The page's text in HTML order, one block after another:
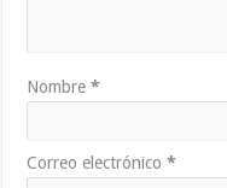
Nombre*
Correo electrónico*